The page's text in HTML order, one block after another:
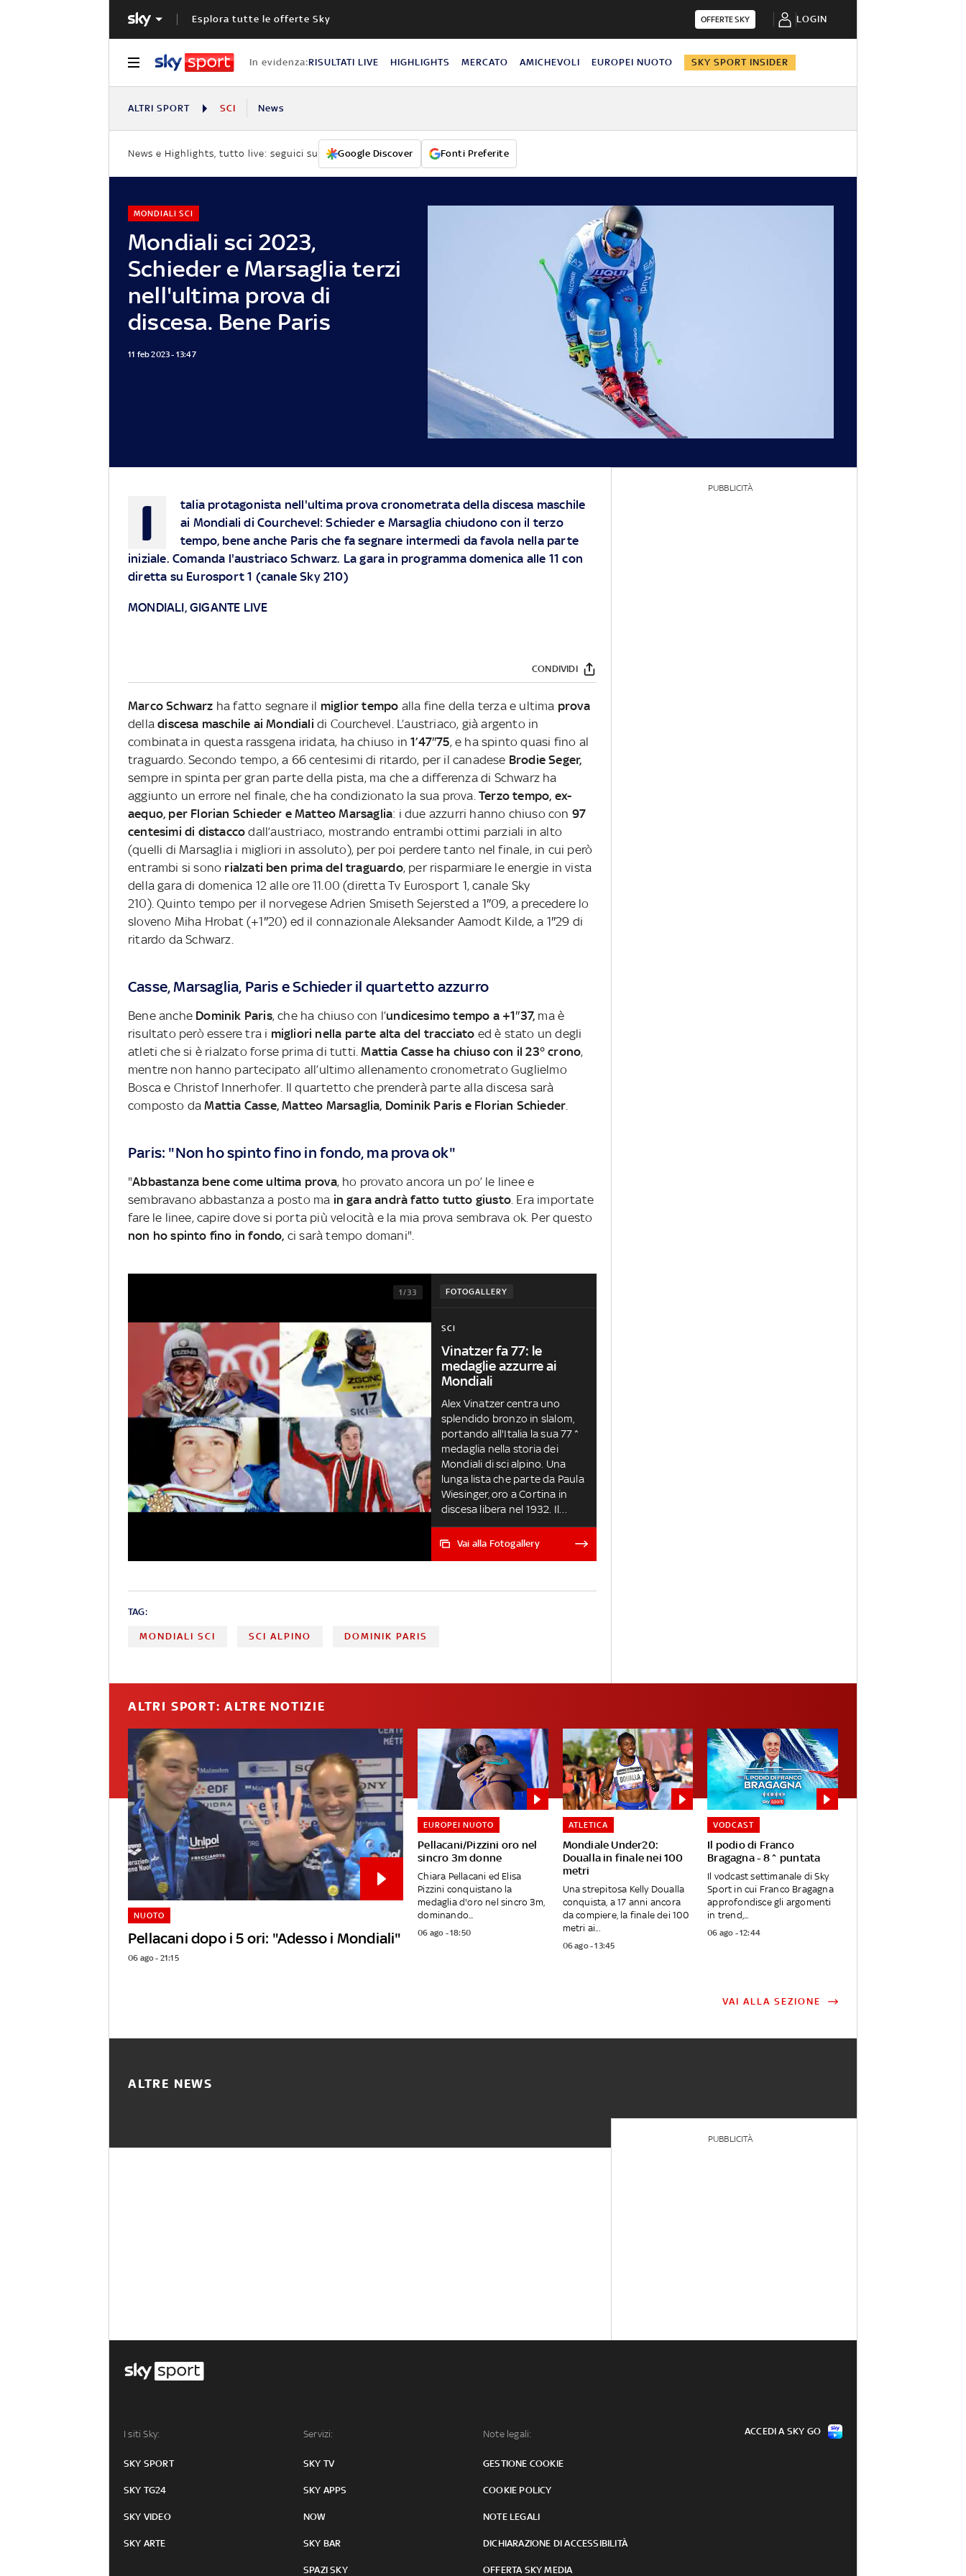
Esplora tutte le offerte Sky OFFERTE SKY LOGIN
In evidenza:RISULTATI LIVE HIGHLIGHTS MERCATO AMICHEVOLI EUROPEI NUOTO SKY SPORT INSIDER
ALTRI SPORT SCI News
News e Highlights, tutto live: seguici su Google Discover Fonti Preferite
Mondiali sci 2023,
Schieder e Marsaglia terzi
nell'ultima prova di
discesa. Bene Paris
MONDIALI SCI
11 feb 2023 - 13:47
I
talia protagonista nell'ultima prova cronometrata della discesa maschile
ai Mondiali di Courchevel: Schieder e Marsaglia chiudono con il terzo
tempo, bene anche Paris che fa segnare intermedi da favola nella parte
iniziale. Comanda l'austriaco Schwarz. La gara in programma domenica alle 11 con
diretta su Eurosport 1 (canale Sky 210)
MONDIALI, GIGANTE LIVE
CONDIVIDI
Marco Schwarz ha fatto segnare il miglior tempo alla fine della terza e ultima prova
delladiscesa maschile ai Mondiali di Courchevel. L’austriaco, già argento in
combinata in questa rassgena iridata, ha chiuso in1’47″75, e ha spinto quasi fino al
traguardo. Secondo tempo, a 66 centesimi di ritardo, per il canadese Brodie Seger,
sempre in spinta per gran parte della pista, ma che a differenza di Schwarz ha
aggiunto un errore nel finale, che ha condizionato la sua prova. Terzo tempo, ex-
aequo, per Florian Schieder e Matteo Marsaglia: i due azzurri hanno chiuso con 97
centesimi di distaccodall’austriaco, mostrando entrambi ottimi parziali in alto
(quelli di Marsaglia i migliori in assoluto), per poi perdere tanto nel finale, in cui però
entrambi si sono rialzati ben prima del traguardo, per risparmiare le energie in vista
della gara di domenica 12 alle ore 11.00 (diretta Tv Eurosport 1, canale Sky
210). Quinto tempo per il norvegese Adrien Smiseth Sejersted a 1″09, a precedere lo
sloveno Miha Hrobat (+1″20) ed il connazionale Aleksander Aamodt Kilde, a 1″29 di
ritardo da Schwarz.
Casse, Marsaglia, Paris e Schieder il quartetto azzurro
Bene anche Dominik Paris, che ha chiuso con l’undicesimo tempo a +1″37, ma è
risultato però essere tra i migliori nella parte alta del tracciato ed è stato un degli
atleti che si è rialzato forse prima di tutti.Mattia Casse ha chiuso con il 23° crono,
mentre non hanno partecipato all’ultimo allenamento cronometrato Guglielmo
Bosca e Christof Innerhofer. Il quartetto che prenderà parte alla discesa sarà
composto daMattia Casse, Matteo Marsaglia, Dominik Paris e Florian Schieder
Paris: "Non ho spinto fino in fondo, ma prova ok"
"Abbastanza bene come ultima prova, ho provato ancora un po’ le linee e
sembravano abbastanza a posto ma in gara andrà fatto tutto giusto. Era importate
fare le linee, capire dove si porta più velocità e la mia prova sembrava ok. Per questo
non ho spinto fino in fondo, ci sarà tempo domani".
FOTOGALLERY
1/33
SCI
Vinatzer fa 77: le
medaglie azzurre ai
Mondiali
Alex Vinatzer centra uno
splendido bronzo in slalom,
portando all'Italia la sua 77^
medaglia nella storia dei
Mondiali di sci alpino. Una
lunga lista che parte da Paula
Wiesinger, oro a Cortina in
discesa libera nel 1932. Il
record di medaglie
appartiene a Gustav Thoeni
Vai alla Fotogallery
TAG:
MONDIALI SCI SCI ALPINO DOMINIK PARIS
PUBBLICITÀ
ALTRI SPORT: ALTRE NOTIZIE
Pellacani dopo i 5 ori: "Adesso i Mondiali"
NUOTO
06 ago - 21:15
Pellacani/Pizzini oro nel
sincro 3m donne
EUROPEI NUOTO
Chiara Pellacani ed Elisa
Pizzini conquistano la
medaglia d'oro nel sincro 3m,
dominando...
06 ago - 18:50
Mondiale Under20:
Doualla in finale nei 100
metri
ATLETICA
Una strepitosa Kelly Doualla
conquista, a 17 anni ancora
da compiere, la finale dei 100
metri ai...
06 ago - 13:45
Il podio di Franco
Bragagna - 8^ puntata
VODCAST
Il vodcast settimanale di Sky
Sport in cui Franco Bragagna
approfondisce gli argomenti
in trend,...
06 ago - 12:44
VAI ALLA SEZIONE
ALTRE NEWS
PUBBLICITÀ
I siti Sky:
SKY SPORT
SKY TG24
SKY VIDEO
SKY ARTE
Servizi:
SKY TV
SKY APPS
NOW
SKY BAR
SPAZI SKY
Note legali:
GESTIONE COOKIE
COOKIE POLICY
NOTE LEGALI
DICHIARAZIONE DI ACCESSIBILITÀ
OFFERTA SKY MEDIA
ACCEDI A SKY GO